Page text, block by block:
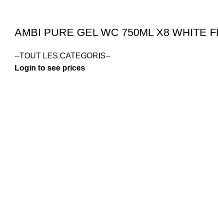
AMBI PURE GEL WC 750ML X8 WHITE
--TOUT LES CATEGORIS--
Login to see prices